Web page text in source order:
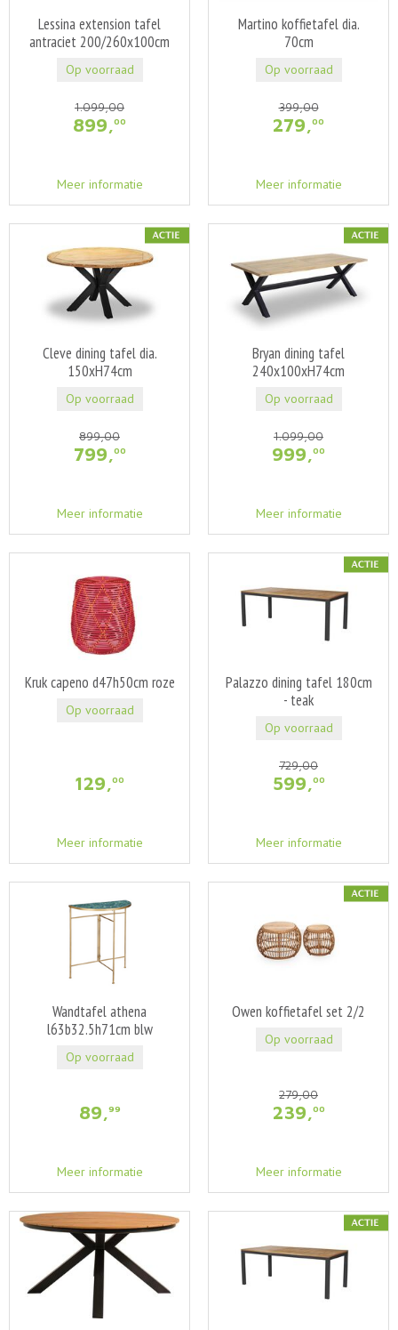
Lessina extension tafel
antraciet 200/260x100cm
1.099,00
899,00
Meer informatie
Op voorraad
Martino koffietafel dia.
70cm
399,00
279,00
Meer informatie
Op voorraad
Cleve dining tafel dia.
150xH74cm
899,00
799,00
Meer informatie
Op voorraad
Bryan dining tafel
240x100xH74cm
1.099,00
999,00
Meer informatie
Op voorraad
Kruk capeno d47h50cm roze
129,00
Meer informatie
Op voorraad
Palazzo dining tafel 180cm
- teak
729,00
599,00
Meer informatie
Op voorraad
Wandtafel athena
l63b32.5h71cm blw
89,99
Meer informatie
Op voorraad
Owen koffietafel set 2/2
279,00
239,00
Meer informatie
Op voorraad